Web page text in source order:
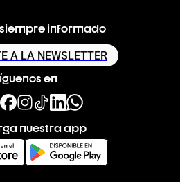
informado
A LA NEWSLETTER
en
nuestra app